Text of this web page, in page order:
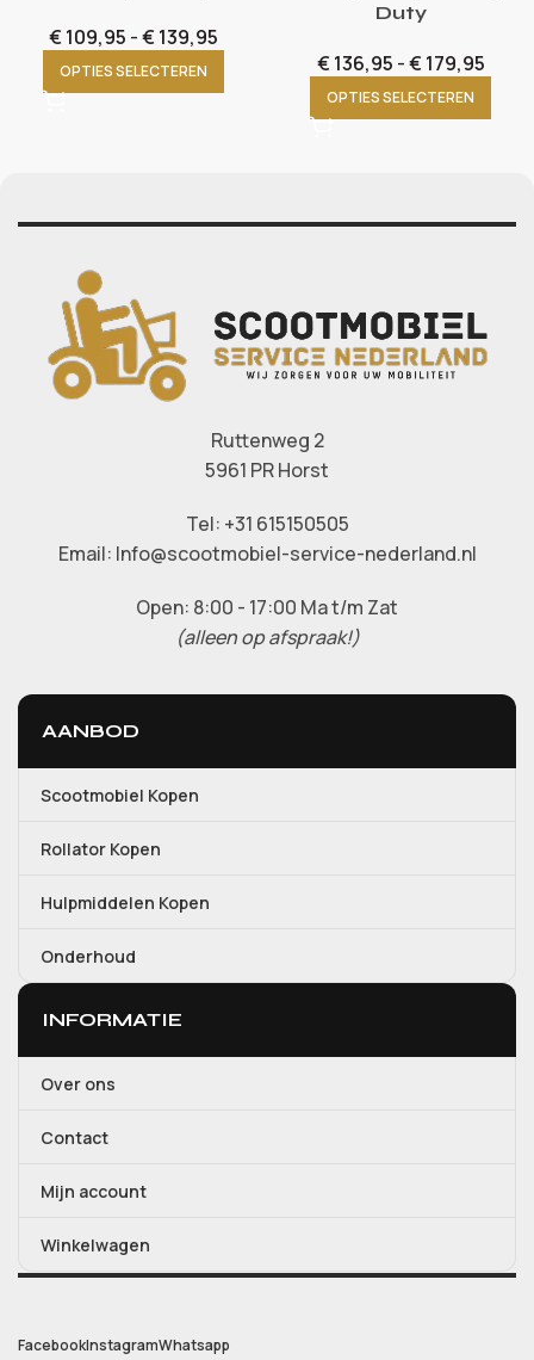
€ 109,95 -€ 139,95
OPTIES SELECTEREN
Duty
€ 136,95 -€ 179,95
OPTIES SELECTEREN
Ruttenweg 2
5961 PR Horst
Tel: +31 615150505
Email: Info@scootmobiel-service-nederland.nl
Open: 8:00 - 17:00 Ma t/m Zat
(alleen op afspraak!)
AANBOD
Scootmobiel Kopen
Rollator Kopen
Hulpmiddelen Kopen
Onderhoud
INFORMATIE
Over ons
Contact
Mijn account
Winkelwagen
FacebookInstagramWhatsapp